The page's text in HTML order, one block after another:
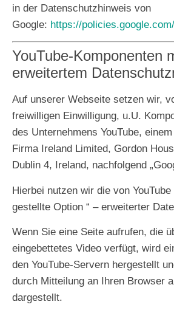
in der Datenschutzhinweis von
Google: https://
YouTube-Komponenten
erweitertem
Auf unserer Webseite setzen wir,
freiwilligen Einwilligung, u.U.
des Unternehmens YouTube,
Firma Ireland Limited, Gordon
Dublin 4, Ireland, nachfolgend
Hierbei nutzen wir die von
gestellte Option “ – erweiterter
Wenn Sie eine Seite aufrufen, die
eingebettetes Video verfügt, wird
den YouTube-Servern hergestellt
durch Mitteilung an Ihren Browser
dargestellt.